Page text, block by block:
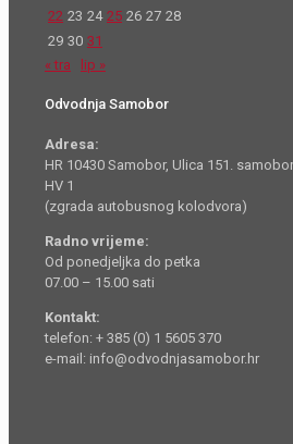
22 23 24 25 26 27 28
29 30 31
« tra
lip »
Odvodnja Samobor
Adresa:
HR 10430 Samobor, Ulica 151.
HV 1
(zgrada autobusnog kolodvora)
Radno vrijeme:
Od ponedjeljka do petka
07.00 – 15.00 sati
Kontakt:
telefon: + 385 (0) 1 5605 370
e-mail: info@odvodnjasamobor.hr